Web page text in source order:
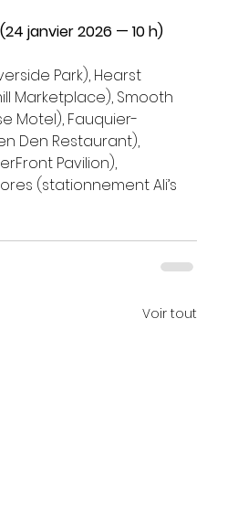
janvier 2026 — 10 h)
Park), Hearst
Marketplace), Smooth
Motel), Fauquier-
Den Restaurant),
Pavilion),
(stationnement Ali’s
Voir tout